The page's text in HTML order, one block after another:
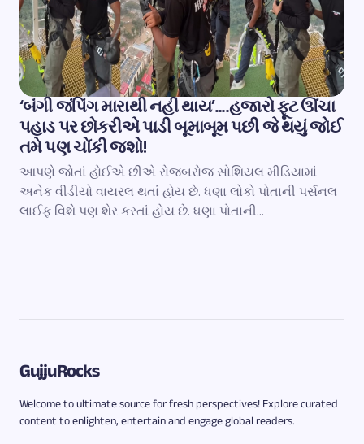
‘બંગી જંપિંગ મારાથી નહીં થાય’….હજારો ફૂટ ઊંચા
પહાડ પર છોકરીએ પાડી બૂમાબૂમ પછી જે થયું જોઈ
તમે પણ ચોંકી જશો!
આપણે જોતાં હોઈએ છીએ રોજબરોજ સોશિયલ મીડિયામાં
અનેક વીડીયો વાયરલ થતાં હોય છે. ધણા લોકો પોતાની પર્સનલ
લાઈફ વિશે પણ શેર કરતાં હોય છે. ધણા પોતાની…
GujjuRocks
Welcome to ultimate source for fresh perspectives! Explore curated
content to enlighten, entertain and engage global readers.